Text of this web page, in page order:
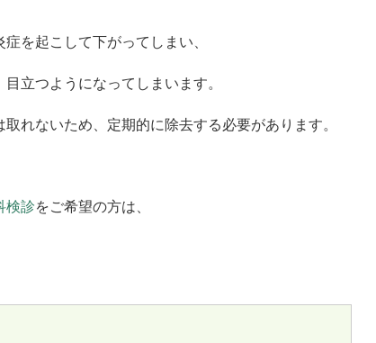
を起こして下がってしまい、
立つようになってしまいます。
れないため、定期的に除去する必要があります。
検診をご希望の方は、